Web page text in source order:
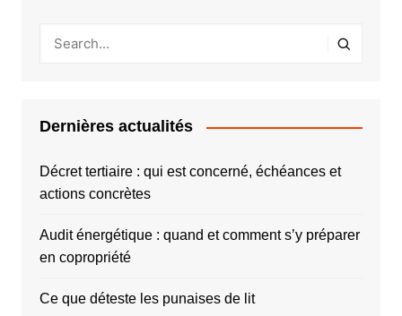
Dernières actualités
Décret tertiaire : qui est concerné, échéances et
actions concrètes
Audit énergétique : quand et comment s’y préparer
en copropriété
Ce que déteste les punaises de lit